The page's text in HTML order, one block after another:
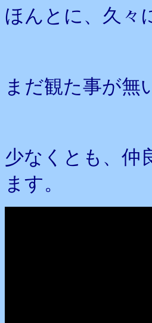
ほんとに、久々
まだ観た事が無
少なくとも、仲
ます。